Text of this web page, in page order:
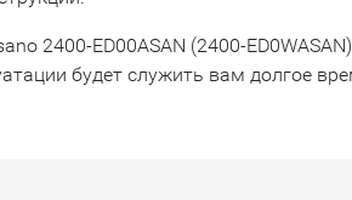
2400-ED00ASAN (2400-
будет служить вам долгое